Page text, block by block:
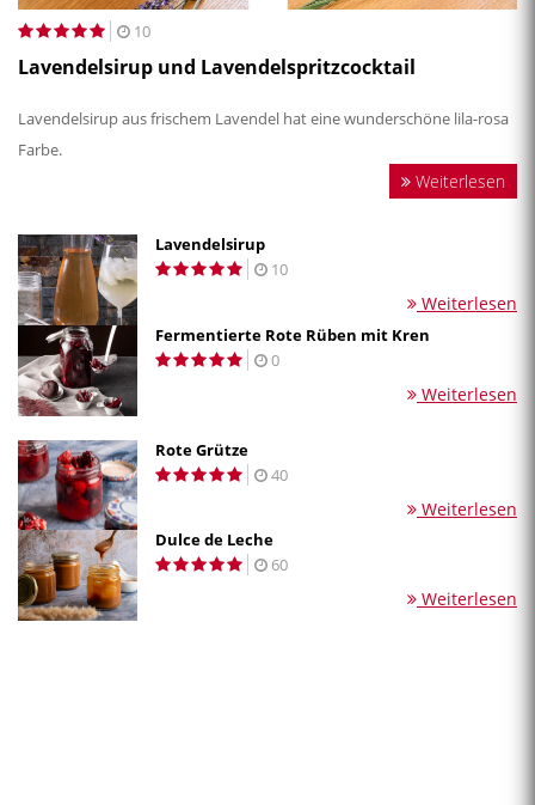
10
Lavendelsirup und Lavendelspritzcocktail
Lavendelsirup aus frischem Lavendel hat eine wunderschöne lila-rosa
Farbe.
Weiterlesen
Lavendelsirup
10
Weiterlesen
Fermentierte Rote Rüben mit Kren
0
Weiterlesen
Rote Grütze
40
Weiterlesen
Dulce de Leche
60
Weiterlesen